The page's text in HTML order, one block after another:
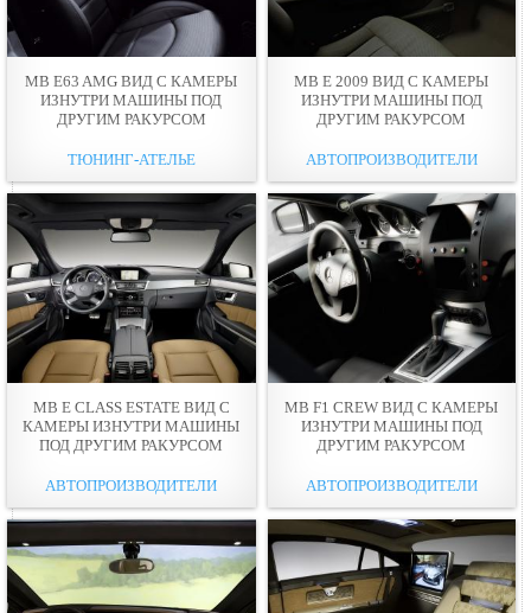
MB E63 AMG ВИД С КАМЕРЫ
ИЗНУТРИ МАШИНЫ ПОД
ДРУГИМ РАКУРСОМ
ТЮНИНГ-АТЕЛЬЕ
MB E 2009 ВИД С КАМЕРЫ
ИЗНУТРИ МАШИНЫ ПОД
ДРУГИМ РАКУРСОМ
АВТОПРОИЗВОДИТЕЛИ
MB E CLASS ESTATE ВИД С
КАМЕРЫ ИЗНУТРИ МАШИНЫ
ПОД ДРУГИМ РАКУРСОМ
АВТОПРОИЗВОДИТЕЛИ
MB F1 CREW ВИД С КАМЕРЫ
ИЗНУТРИ МАШИНЫ ПОД
ДРУГИМ РАКУРСОМ
АВТОПРОИЗВОДИТЕЛИ